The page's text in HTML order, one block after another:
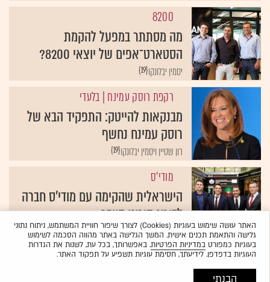
8200
מה מסתתר במפעל להקמת
הסטארט־אפים של יוצאי 8200?
{19}יסמין יבלונקו
רקפת רוסק עמינח | בלעדי
מבנקאות להייטק: התפקיד הבא של
רוסק עמינח נחשף
{19}רון שטיין ויסמין יבלונקו
מודי'ס
הישראלית שהקימה עם מודי'ס חברה
לדירוג סיכוני סייבר
{19}אורי ברקוביץ' האתר עושה שימוש בעוגיות (Cookies) לצורך שיפור חוויית המשתמש, ניתוח נתוני
גלישה והתאמת תכנים אישית. המשך הגלישה באתר מהווה הסכמה לשימוש
בעוגיות כמפורטבמדיניות הפרטיות. באפשרותך, בכל עת, לשנות את הגדרות
העוגיות בדפדפן. לידיעתך, חסימת עוגיות תשפיע על תפקוד האתר.
הבנתי